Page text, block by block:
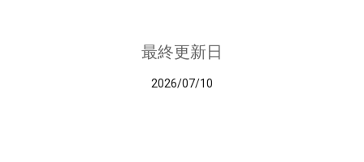
最終更新日
2026/07/10